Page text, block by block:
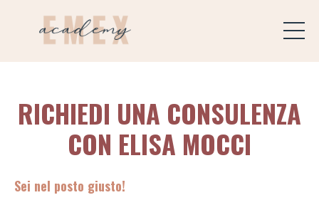
RICHIEDI UNA CONSULENZA
CON ELISA MOCCI
Sei nel posto giusto!